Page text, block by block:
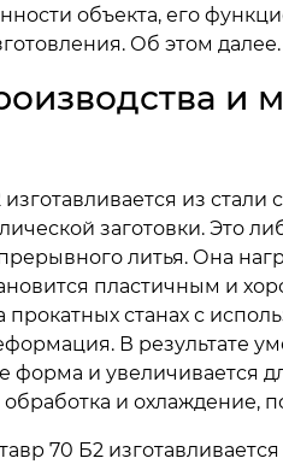
объекта, его
Об этом далее.
и
из
заготовки. Это
литья. Она
пластичным и
станах с
В результате
форма и увеличивается
и охлаждение,
70 Б2